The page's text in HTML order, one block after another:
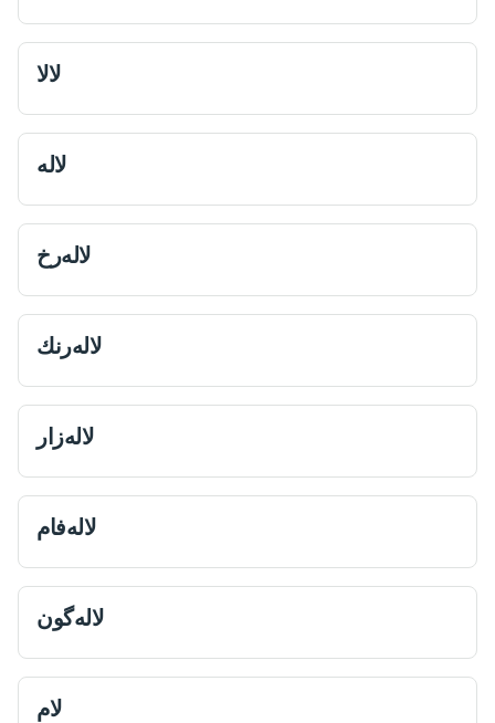
لالا
لاله
لاله‌رخ
لاله‌رنك
لاله‌زار
لاله‌فام
لاله‌گون
لام